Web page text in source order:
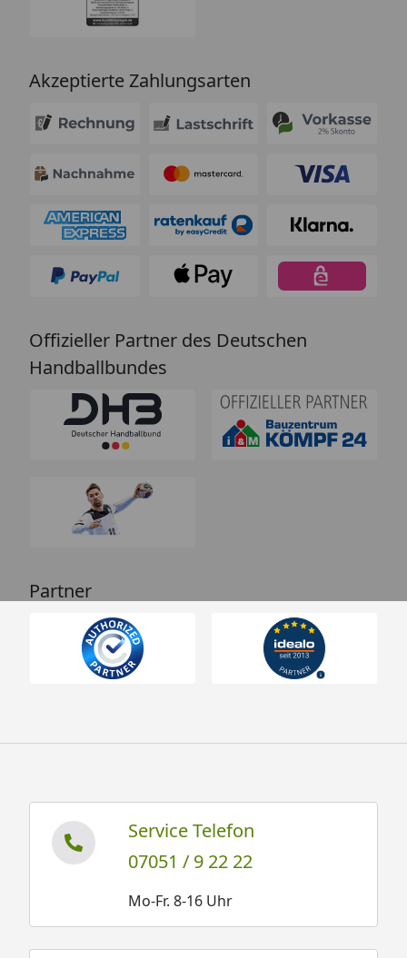
Akzeptierte Zahlungsarten
Offizieller Partner des Deutschen
Handballbundes
Partner
Service Telefon
07051 / 9 22 22
Mo-Fr. 8-16 Uhr